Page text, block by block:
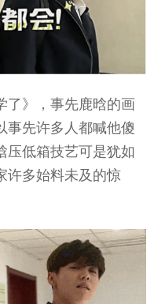
了》，事先鹿晗的画
事先许多人都喊他傻
压低箱技艺可是犹如
许多始料未及的惊